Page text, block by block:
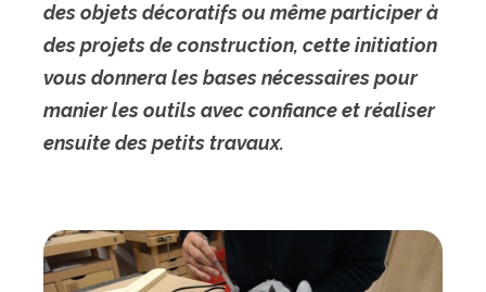
des objets décoratifs ou même participer à
des projets de construction, cette initiation
vous donnera les bases nécessaires pour
manier les outils avec confiance et réaliser
ensuite des petits travaux.